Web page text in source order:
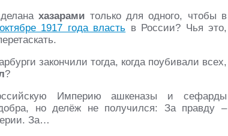
хазарами только для одного, чтобы в
1917 года власть в России? Чья это,
закончили тогда, когда поубивали всех,
?
Империю ашкеназы и сефарды
но делёж не получился: За правду –
За…